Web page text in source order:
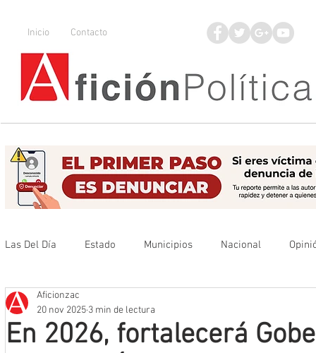
Inicio Contacto
Las Del Día Estado Municipios Nacional
Que no se olvide
En 2026, fortalecerá
Aficionzac
20 nov 2025 3 min de lectura